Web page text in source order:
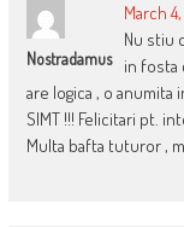
Nostradamus
March 4,
Nu stiu
in fosta
are logica , o anumita
SIMT !!! Felicitari pt.
Multa bafta tuturor ,